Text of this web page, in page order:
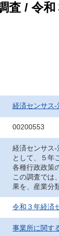
査 / 令
経済センサス‐
00200553
経済センサス
として、５年
各種行政政策
この調査では
果を、産業分
令和３年経済
事業所に関す